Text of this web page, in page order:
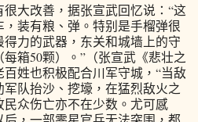
大改善，据张宣武回忆说：“这
装有粮、弹。特别是手榴弹很
力的武器，东关和城墙上的守
箱50颗）。”（张宣武《悲壮之
姓也积极配合川军守城，“当敌
队抬沙、挖壕，在猛烈敌火之
众伤亡亦不在少数。尤可感